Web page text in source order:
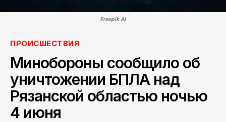
Все материалы 7инфо
ПОИСК ПО САЙТУ
Freepik AI
ПРОИСШЕСТВИЯ
Минобороны сообщило об
уничтожении БПЛА над
Рязанской областью ночью
4 июня